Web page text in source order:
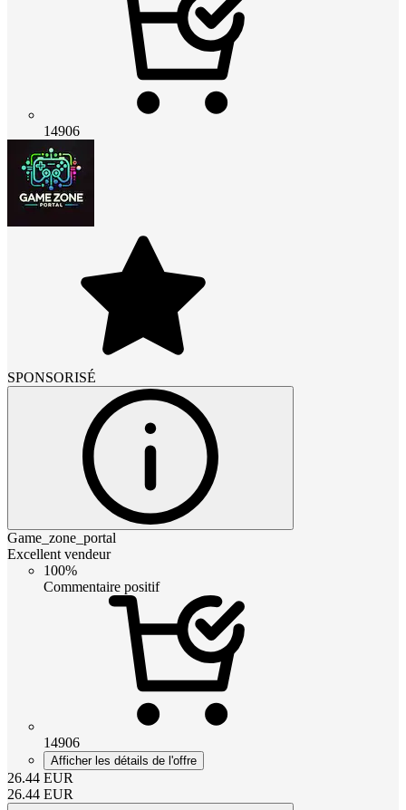
14906
SPONSORISÉ
Game_zone_portal
Excellent vendeur
100%
Commentaire positif
14906
Afficher les détails de l'offre
26.44 EUR
26.44 EUR